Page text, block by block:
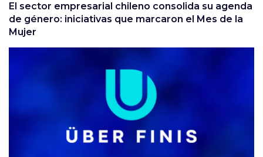
El sector empresarial chileno consolida su agenda
de género: iniciativas que marcaron el Mes de la
Mujer